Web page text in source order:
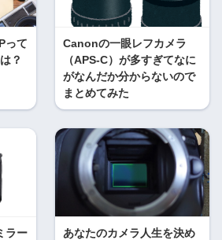
って
？
Canonの一眼レフカメラ
（APS-C）が多すぎてなに
がなんだか分からないので
まとめてみた
ラー
あなたのカメラ人生を決め